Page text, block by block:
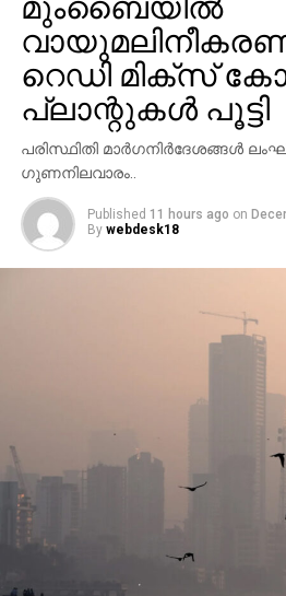
സംഭവത്തെ തുടര്‍ന്ന്
പാതവഴി തിരിച്ചുവിടുന്നുണ്ട്.
വേണമെന്ന് സംസ്ഥാന
റിയാസ് ആവശ്യപ്പെട്ടു.
മുംബൈയില്‍
റെഡി മിക്‌സ്
പ്ലാന്റുകള്‍ പൂട്ടി
പരിസ്ഥിതി മാര്‍ഗനിര്‍ദേശങ്ങള്‍
ഗുണനിലവാരം..
Published 11 hours ago on
By webdesk18